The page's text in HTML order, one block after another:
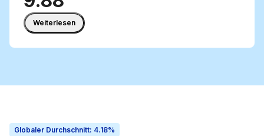
Weiterlesen
Globaler Durchschnitt: 4.18%